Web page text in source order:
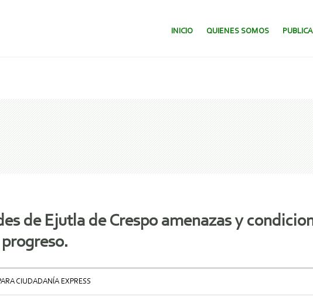
SALTAR AL CONTENIDO.
INICIO QUIENES SOMOS
de Ejutla de Crespo amenazas y
CIUDADANÍA EXPRESS